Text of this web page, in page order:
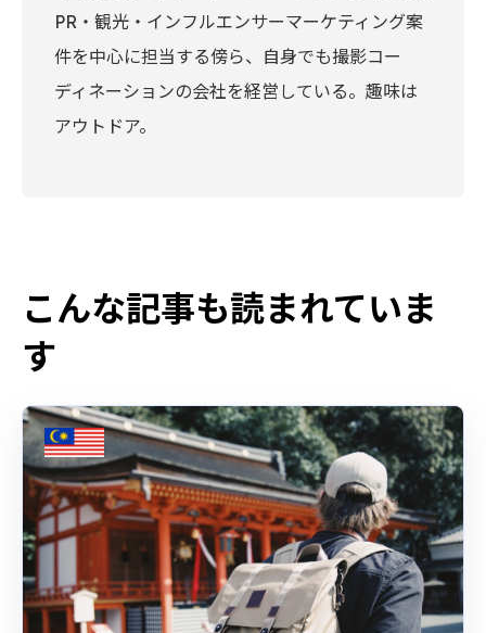
PR・観光・インフルエンサーマーケティング案
件を中心に担当する傍ら、自身でも撮影コー
ディネーションの会社を経営している。趣味は
アウトドア。
こんな記事も読まれていま
す